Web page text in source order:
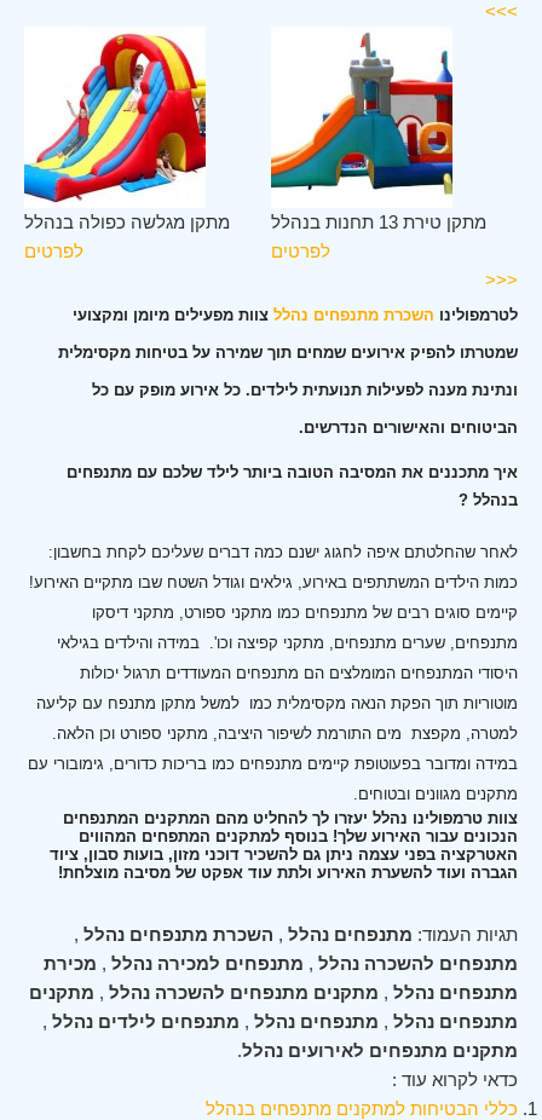
>>>
מתקן מגלשה כפולה בנהלל
לפרטים
מתקן טירת 13 תחנות בנהלל
לפרטים
<<<
לטרמפולינו השכרת מתנפחים נהלל צוות מפעילים מיומן ומקצועי
שמטרתו להפיק אירועים שמחים תוך שמירה על בטיחות מקסימלית
ונתינת מענה לפעילות תנועתית לילדים. כל אירוע מופק עם כל
הביטוחים והאישורים הנדרשים.
איך מתכננים את המסיבה הטובה ביותר לילד שלכם עם מתנפחים
בנהלל ?
לאחר שהחלטתם איפה לחגוג ישנם כמה דברים שעליכם לקחת בחשבון:
כמות הילדים המשתתפים באירוע, גילאים וגודל השטח שבו מתקיים האירוע!
קיימים סוגים רבים של מתנפחים כמו מתקני ספורט, מתקני דיסקו
מתנפחים, שערים מתנפחים, מתקני קפיצה וכו'. במידה והילדים בגילאי
היסודי המתנפחים המומלצים הם מתנפחים המעודדים תרגול יכולות
מוטוריות תוך הפקת הנאה מקסימלית כמו למשל מתקן מתנפח עם קליעה
למטרה, מקפצת מים התורמת לשיפור היציבה, מתקני ספורט וכן הלאה.
במידה ומדובר בפעוטופת קיימים מתנפחים כמו בריכות כדורים, גימובורי עם
מתקנים מגוונים ובטוחים.
צוות טרמפולינו נהלל יעזרו לך להחליט מהם המתקנים המתנפחים
הנכונים עבור האירוע שלך! בנוסף למתקנים המתפחים המהווים
האטרקציה בפני עצמה ניתן גם להשכיר דוכני מזון, בועות סבון, ציוד
הגברה ועוד להשערת האירוע ולתת עוד אפקט של מסיבה מוצלחת!
תגיות העמוד: מתנפחים נהלל , השכרת מתנפחים נהלל ,
מתנפחים להשכרה נהלל , מתנפחים למכירה נהלל , מכירת
מתנפחים נהלל , מתקנים מתנפחים להשכרה נהלל , מתקנים
מתנפחים נהלל , מתנפחים נהלל , מתנפחים לילדים נהלל ,
מתקנים מתנפחים לאירועים נהלל.
כדאי לקרוא עוד :
כללי הבטיחות למתקנים מתנפחים בנהלל